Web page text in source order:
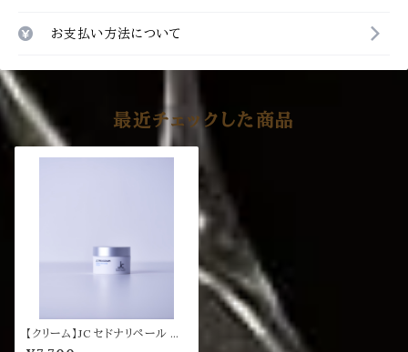
お支払い方法について
最近チェックした商品
【クリーム】JC セドナリペール ク
リーム 30g